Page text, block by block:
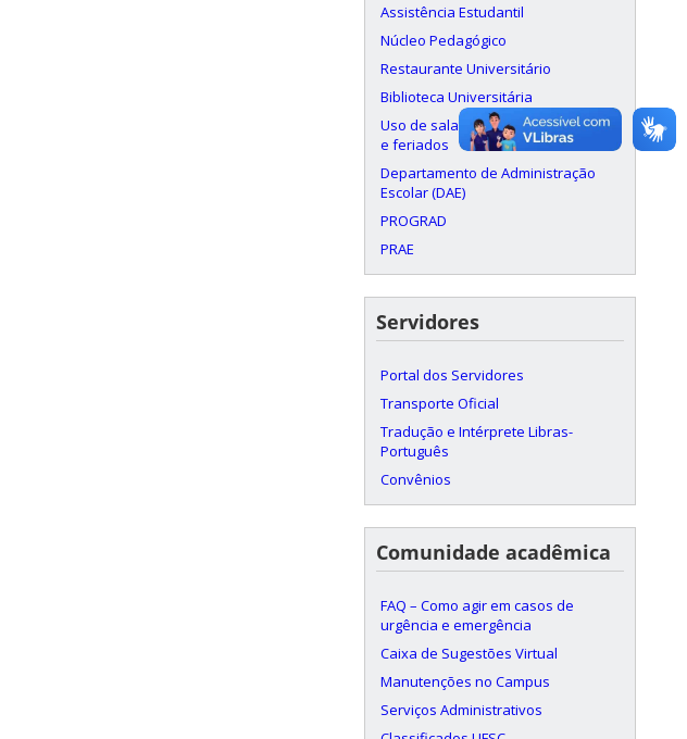
Assistência Estudantil
Núcleo Pedagógico
Restaurante Universitário
Biblioteca Universitária
Uso de salas aos finais de semana
e feriados
Departamento de Administração
Escolar (DAE)
PROGRAD
PRAE
Servidores
Portal dos Servidores
Transporte Oficial
Tradução e Intérprete Libras-
Português
Convênios
Comunidade acadêmica
FAQ – Como agir em casos de
urgência e emergência
Caixa de Sugestões Virtual
Manutenções no Campus
Serviços Administrativos